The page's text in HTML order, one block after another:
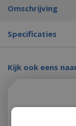
Omschrijving
Specificaties
Kijk ook eens